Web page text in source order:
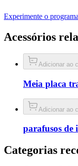
Experimente o
Acessórios
Adicionar ao
Meia placa
Adicionar ao
parafusos de
Categorias